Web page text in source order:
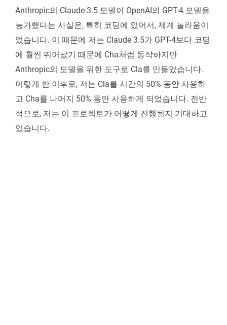
Anthropic의 Claude-3.5 모델이 OpenAI의 GPT-4 모델을
능가했다는 사실은, 특히 코딩에 있어서, 제게 놀라움이
었습니다. 이 때문에 저는 Claude 3.5가 GPT-4보다 코딩
에 훨씬 뛰어났기 때문에 Cha처럼 동작하지만
Anthropic의 모델을 위한 도구로 Cla를 만들었습니다.
이렇게 한 이후로, 저는 Cla를 시간의 50% 동안 사용하
고 Cha를 나머지 50% 동안 사용하게 되었습니다. 전반
적으로, 저는 이 프로젝트가 어떻게 진행될지 기대하고
있습니다.